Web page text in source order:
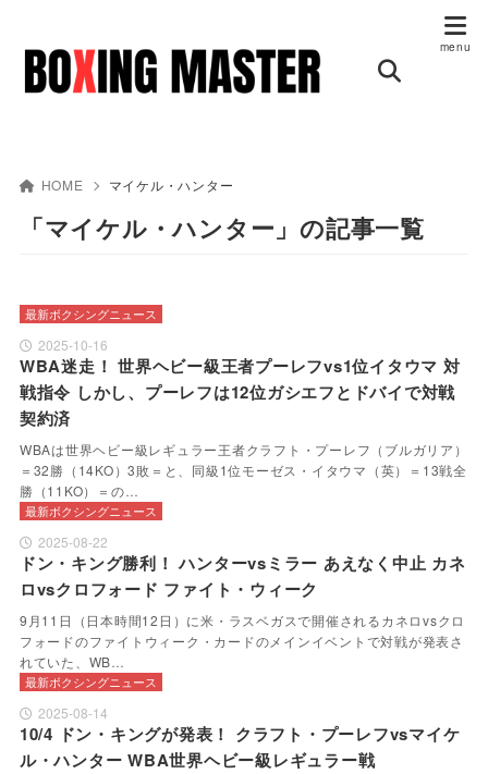
HOME マイケル・ハンター
「マイケル・ハンター」の記事一覧
最新ボクシングニュース
2025-10-16
WBA迷走！ 世界ヘビー級王者プーレフvs1位イタウマ 対
戦指令 しかし、プーレフは12位ガシエフとドバイで対戦
契約済
WBAは世界ヘビー級レギュラー王者クラフト・プーレフ（ブルガリア）
＝32勝（14KO）3敗＝と、同級1位モーゼス・イタウマ（英）＝13戦全
勝（11KO）＝の…
最新ボクシングニュース
2025-08-22
ドン・キング勝利！ ハンターvsミラー あえなく中止 カネ
ロvsクロフォード ファイト・ウィーク
9月11日（日本時間12日）に米・ラスベガスで開催されるカネロvsクロ
フォードのファイトウィーク・カードのメインイベントで対戦が発表さ
れていた、WB…
最新ボクシングニュース
2025-08-14
10/4 ドン・キングが発表！ クラフト・プーレフvsマイケ
ル・ハンター WBA世界ヘビー級レギュラー戦